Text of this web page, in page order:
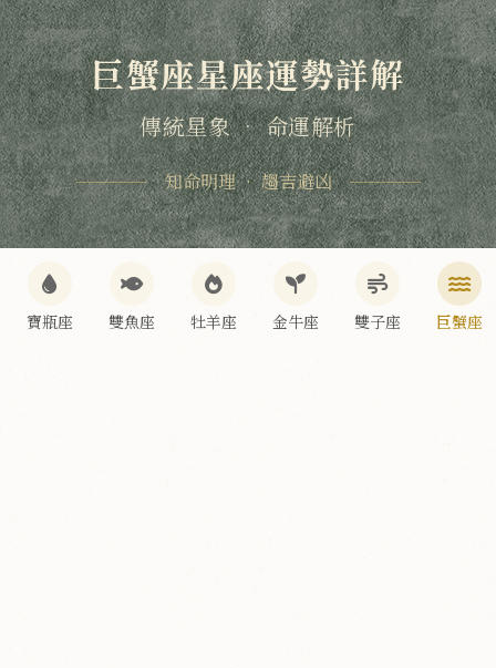
巨蟹座星座運勢詳解
傳統星象 • 命運解析
知命明理 • 趨吉避凶
寶瓶座 雙魚座 牡羊座 金牛座 雙子座 巨蟹座